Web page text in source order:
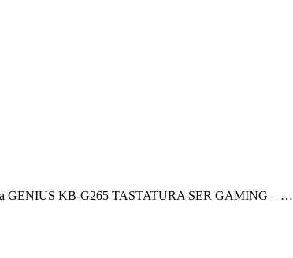
GENIUS KB-G265 TASTATURA SER GAMING – …